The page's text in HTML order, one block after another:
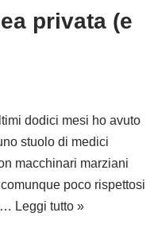
privata (e
dodici mesi ho avuto
stuolo di medici
macchinari marziani
poco rispettosi
Leggi tutto »